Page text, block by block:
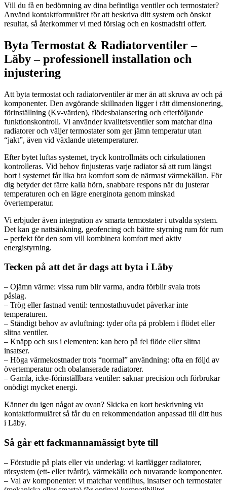
Vill du få en bedömning av dina befintliga ventiler och termostater?
Använd kontaktformuläret för att beskriva ditt system och önskat
resultat, så återkommer vi med förslag och en kostnadsfri offert.
Byta Termostat & Radiatorventiler –
Läby – professionell installation och
injustering
Att byta termostat och radiatorventiler är mer än att skruva av och på
komponenter. Den avgörande skillnaden ligger i rätt dimensionering,
förinställning (Kv-värden), flödesbalansering och efterföljande
funktionskontroll. Vi använder kvalitetsventiler som matchar dina
radiatorer och väljer termostater som ger jämn temperatur utan
“jakt”, även vid växlande utetemperaturer.
Efter bytet luftas systemet, tryck kontrollmäts och cirkulationen
kontrolleras. Vid behov finjusteras varje radiator så att rum längst
bort i systemet får lika bra komfort som de närmast värmekällan. För
dig betyder det färre kalla hörn, snabbare respons när du justerar
temperaturen och en lägre energinota genom minskad
övertemperatur.
Vi erbjuder även integration av smarta termostater i utvalda system.
Det kan ge nattsänkning, geofencing och bättre styrning rum för rum
– perfekt för den som vill kombinera komfort med aktiv
energistyrning.
Tecken på att det är dags att byta i Läby
– Ojämn värme: vissa rum blir varma, andra förblir svala trots
påslag.
– Trög eller fastnad ventil: termostathuvudet påverkar inte
temperaturen.
– Ständigt behov av avluftning: tyder ofta på problem i flödet eller
slitna ventiler.
– Knäpp och sus i elementen: kan bero på fel flöde eller slitna
insatser.
– Höga värmekostnader trots “normal” användning: ofta en följd av
övertemperatur och obalanserade radiatorer.
– Gamla, icke-förinställbara ventiler: saknar precision och förbrukar
onödigt mycket energi.
Känner du igen något av ovan? Skicka en kort beskrivning via
kontaktformuläret så får du en rekommendation anpassad till ditt hus
i Läby.
Så går ett fackmannamässigt byte till
– Förstudie på plats eller via underlag: vi kartlägger radiatorer,
rörsystem (ett- eller tvårör), värmekälla och nuvarande komponenter.
– Val av komponenter: vi matchar ventilhus, insatser och termostater